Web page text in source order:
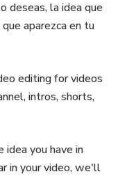
deseas, la idea que
aparezca en tu
editing for videos
intros, shorts,
you have in
in your video, we'll